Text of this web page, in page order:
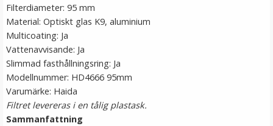
Filterdiameter: 95 mm
Material: Optiskt glas K9, aluminium
Multicoating: Ja
Vattenavvisande: Ja
Slimmad fasthållningsring: Ja
Modellnummer: HD4666 95mm
Varumärke: Haida
Filtret levereras i en tålig plastask.
Sammanfattning